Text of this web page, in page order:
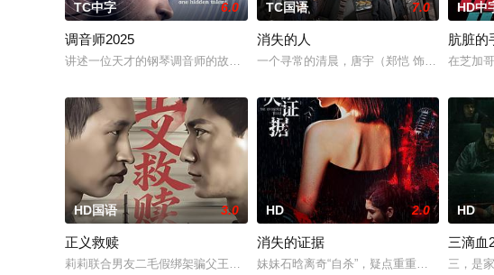
TC中字 6.0
调音师2025
讲述一位天才的钢琴调音师的故事，当他发现自己精湛的钢琴调音技巧同样可以用
TC国语 7.0
消失的人
一个寻常的清晨，唐宇（郑恺 饰）的儿子在
HD中
肮脏的
在芝加
HD国语 3.0
正义救赎
莉莉联合男友二毛假绑架骗父王总200万，同伙实为遭她当年陷害的前男友大头，
HD 2.0
消失的证据
妹妹石晗离奇“自杀”，疑点重重。姐姐石岚
HD
三滴血
三，是